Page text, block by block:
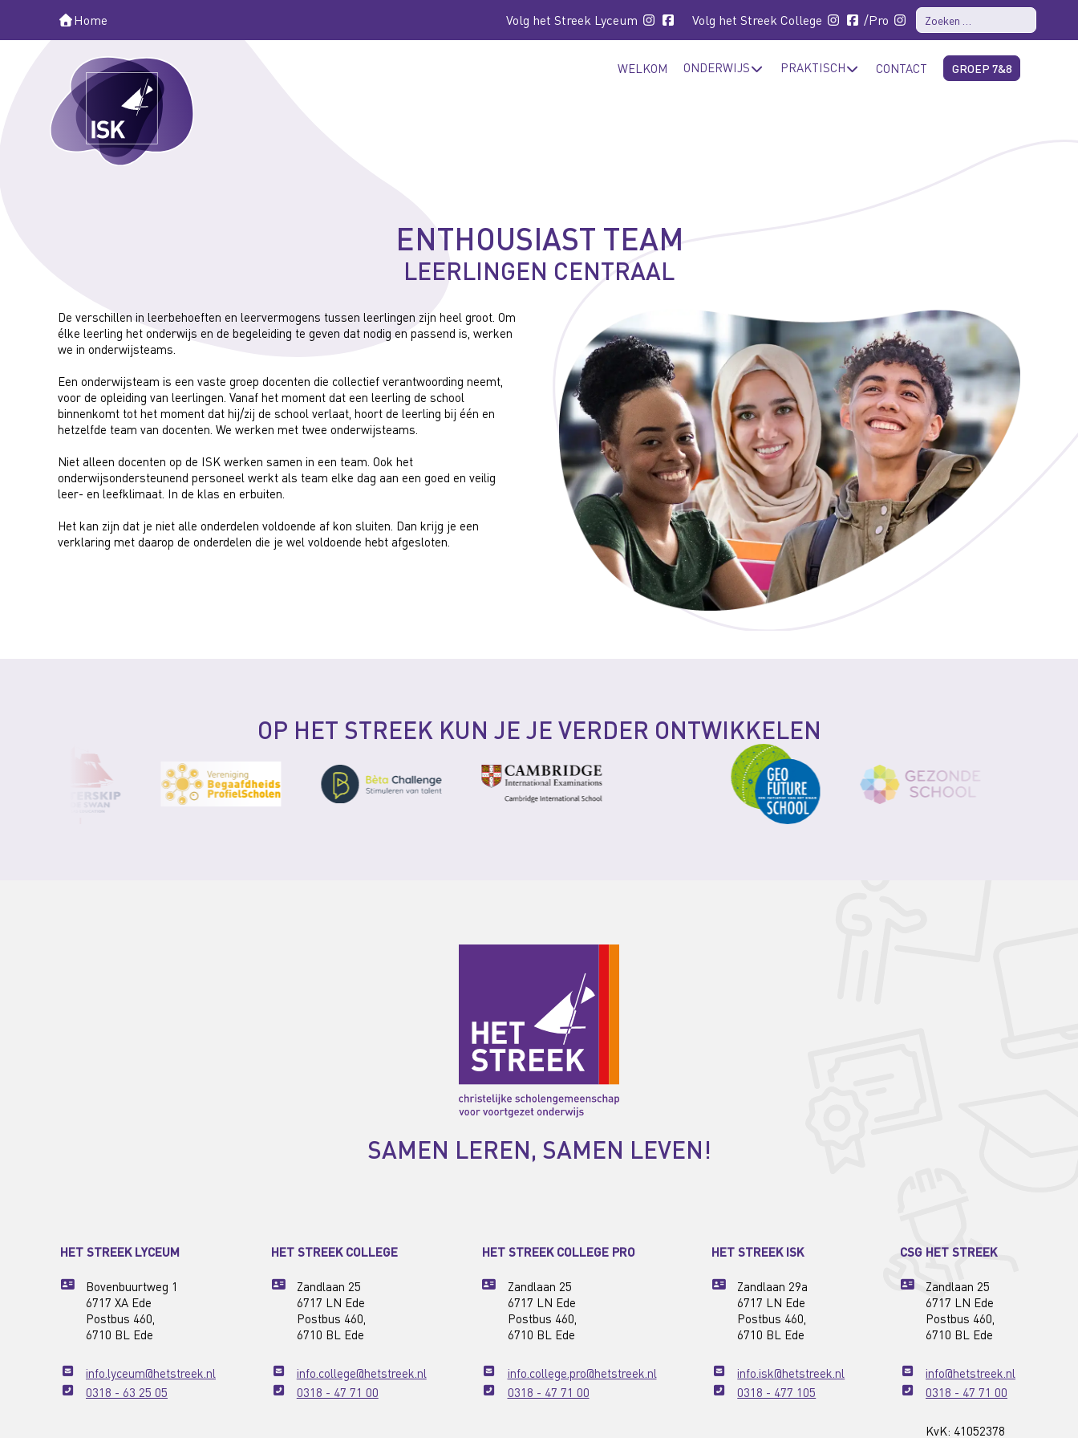
Volg het Streek College /Pro
Volg het Streek Lyceum
Home
WELKOM ONDERWIJS PRAKTISCH CONTACT GROEP 7&8
ENTHOUSIAST TEAM
LEERLINGEN CENTRAAL
De verschillen in leerbehoeften en leervermogens tussen leerlingen zijn heel groot. Om
élke leerling het onderwijs en de begeleiding te geven dat nodig en passend is, werken
we in onderwijsteams.
Een onderwijsteam is een vaste groep docenten die collectief verantwoording neemt,
voor de opleiding van leerlingen. Vanaf het moment dat een leerling de school
binnenkomt tot het moment dat hij/zij de school verlaat, hoort de leerling bij één en
hetzelfde team van docenten. We werken met twee onderwijsteams.
Niet alleen docenten op de ISK werken samen in een team. Ook het
onderwijsondersteunend personeel werkt als team elke dag aan een goed en veilig
leer- en leefklimaat. In de klas en erbuiten.
Het kan zijn dat je niet alle onderdelen voldoende af kon sluiten. Dan krijg je een
verklaring met daarop de onderdelen die je wel voldoende hebt afgesloten.
OP HET STREEK KUN JE JE VERDER ONTWIKKELEN
SAMEN LEREN, SAMEN LEVEN!
HET STREEK LYCEUM
Bovenbuurtweg 1
6717 XA Ede
Postbus 460,
6710 BL Ede
info.lyceum@hetstreek.nl
0318 - 63 25 05
HET STREEK COLLEGE
Zandlaan 25
6717 LN Ede
Postbus 460,
6710 BL Ede
info.college@hetstreek.nl
0318 - 47 71 00
HET STREEK COLLEGE PRO
Zandlaan 25
6717 LN Ede
Postbus 460,
6710 BL Ede
info.college.pro@hetstreek.nl
0318 - 47 71 00
HET STREEK ISK
Zandlaan 29a
6717 LN Ede
Postbus 460,
6710 BL Ede
info.isk@hetstreek.nl
0318 - 477 105
CSG HET STREEK
Zandlaan 25
6717 LN Ede
Postbus 460,
6710 BL Ede
info@hetstreek.nl
0318 - 47 71 00
KvK: 41052378